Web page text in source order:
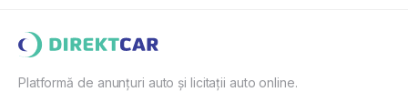
Platformă de anunțuri auto și licitații auto online.